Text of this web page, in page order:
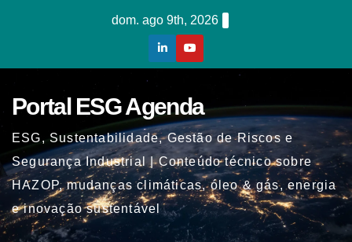
dom. ago 9th, 2026
Portal ESG Agenda
ESG, Sustentabilidade, Gestão de Riscos e
Segurança Industrial | Conteúdo técnico sobre
HAZOP, mudanças climáticas, óleo & gás, energia
e inovação sustentável